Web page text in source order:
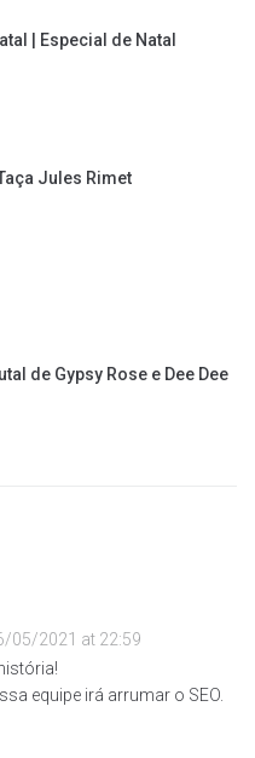
| Especial de Natal
Jules Rimet
de Gypsy Rose e Dee Dee
05/2021 at 22:59
equipe irá arrumar o SEO.